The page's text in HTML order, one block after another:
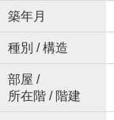
築年月
種別 / 構造
部屋 /
所在階 / 階建